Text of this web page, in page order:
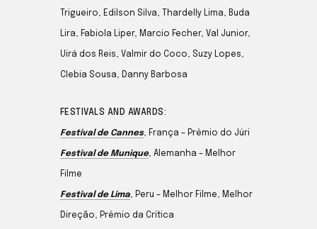
Trigueiro, Edilson Silva, Thardelly Lima, Buda
Lira, Fabiola Liper, Marcio Fecher, Val Junior,
Uirá dos Reis, Valmir do Coco, Suzy Lopes,
Clebia Sousa, Danny Barbosa
FESTIVALS AND AWARDS:
Festival de Cannes, França – Prêmio do Júri
Festival de Munique, Alemanha – Melhor
Filme
Festival de Lima, Peru – Melhor Filme, Melhor
Direção, Prêmio da Crítica